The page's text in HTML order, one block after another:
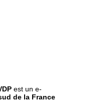
est un e-
de la France